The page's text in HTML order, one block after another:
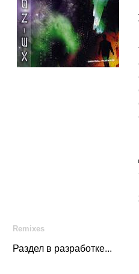
Remixes
Раздел в разработке...